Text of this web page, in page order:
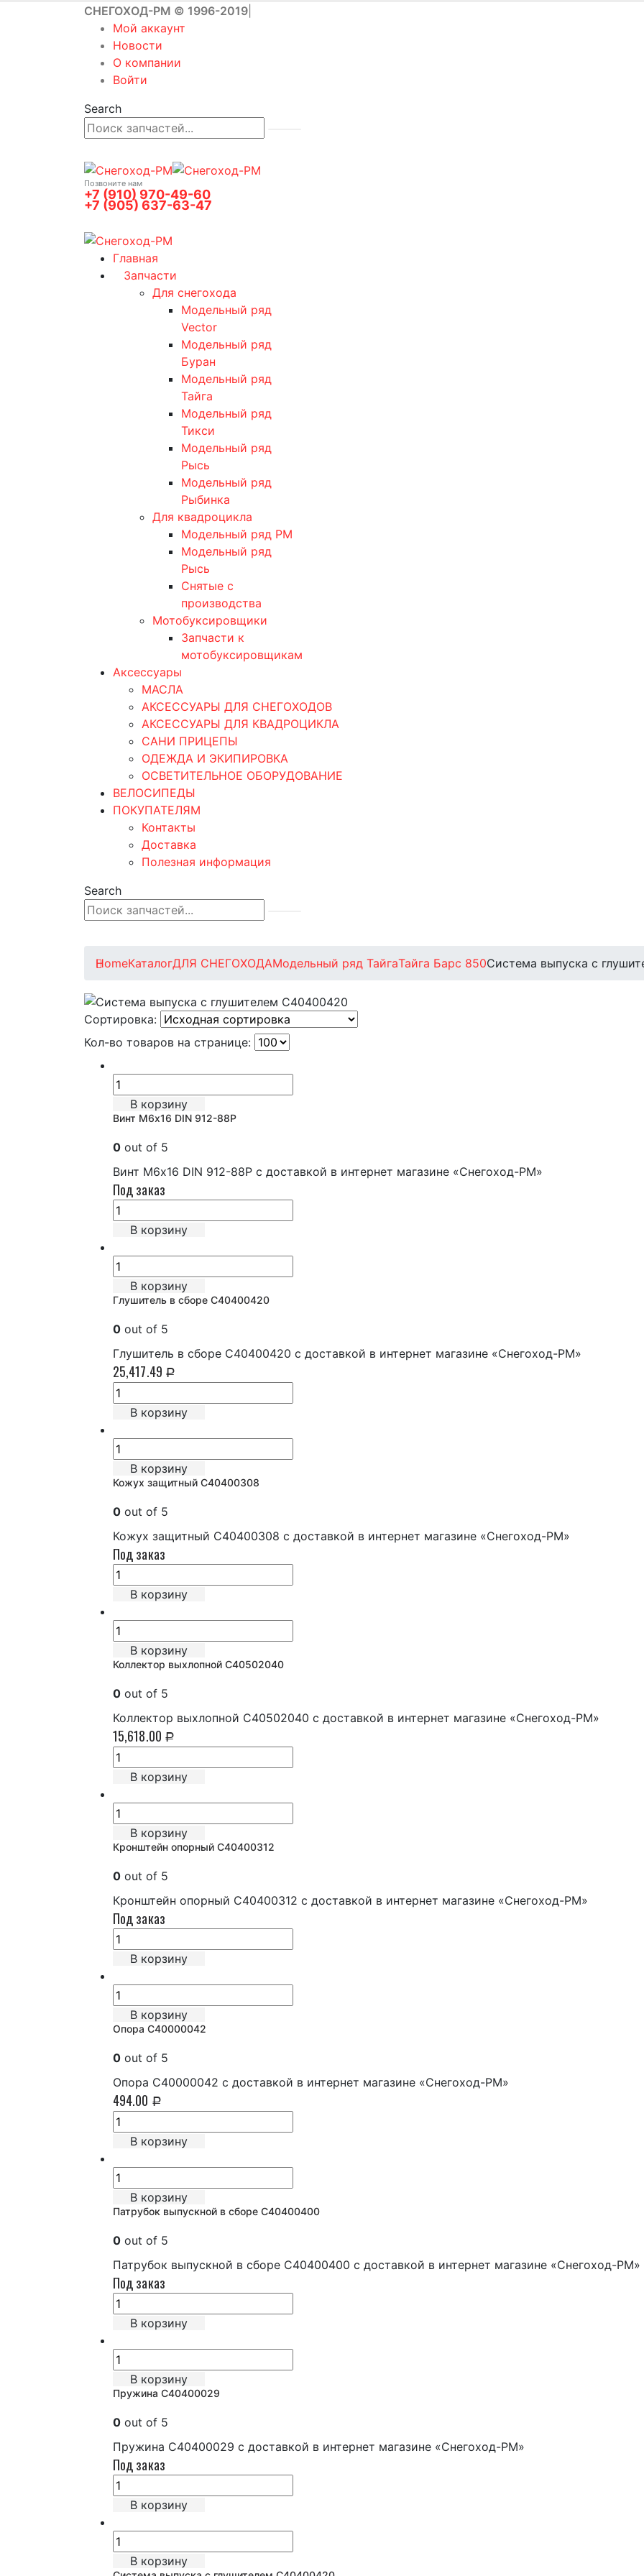
СНЕГОХОД-РМ © 1996-2019
Мой аккаунт
Новости
О компании
Войти
Search
Позвоните нам
+7 (910) 970-49-60
+7 (905) 637-63-47
Главная
Запчасти
Для снегохода
Модельный ряд
Vector
Модельный ряд
Буран
Модельный ряд
Тайга
Модельный ряд
Тикси
Модельный ряд
Рысь
Модельный ряд
Рыбинка
Для квадроцикла
Модельный ряд РМ
Модельный ряд
Рысь
Снятые с
производства
Мотобуксировщики
Запчасти к
мотобуксировщикам
Аксессуары
МАСЛА
АКСЕССУАРЫ ДЛЯ СНЕГОХОДОВ
АКСЕССУАРЫ ДЛЯ КВАДРОЦИКЛА
САНИ ПРИЦЕПЫ
ОДЕЖДА И ЭКИПИРОВКА
ОСВЕТИТЕЛЬНОЕ ОБОРУДОВАНИЕ
ВЕЛОСИПЕДЫ
ПОКУПАТЕЛЯМ
Контакты
Доставка
Полезная информация
Search
HomeКаталогДЛЯ СНЕГОХОДАМодельный ряд ТайгаТайга Барс 850Система выпуска с
Сортировка:
Кол-во товаров на странице:
В корзину
Винт М6х16 DIN 912-88P
0 out of 5
Винт М6х16 DIN 912-88P с доставкой в интернет магазине «Снегоход-РМ»
Под заказ
В корзину
В корзину
Глушитель в сборе C40400420
0 out of 5
Глушитель в сборе C40400420 с доставкой в интернет магазине «Снегоход-РМ»
25,417.49 Р
В корзину
В корзину
Кожух защитный C40400308
0 out of 5
Кожух защитный C40400308 с доставкой в интернет магазине «Снегоход-РМ»
Под заказ
В корзину
В корзину
Коллектор выхлопной C40502040
0 out of 5
Коллектор выхлопной C40502040 с доставкой в интернет магазине «Снегоход-РМ»
15,618.00 Р
В корзину
В корзину
Кронштейн опорный C40400312
0 out of 5
Кронштейн опорный C40400312 с доставкой в интернет магазине «Снегоход-РМ»
Под заказ
В корзину
В корзину
Опора C40000042
0 out of 5
Опора C40000042 с доставкой в интернет магазине «Снегоход-РМ»
494.00 Р
В корзину
В корзину
Патрубок выпускной в сборе C40400400
0 out of 5
Патрубок выпускной в сборе C40400400 с доставкой в интернет магазине «Снегоход-РМ»
Под заказ
В корзину
В корзину
Пружина C40400029
0 out of 5
Пружина C40400029 с доставкой в интернет магазине «Снегоход-РМ»
Под заказ
В корзину
В корзину